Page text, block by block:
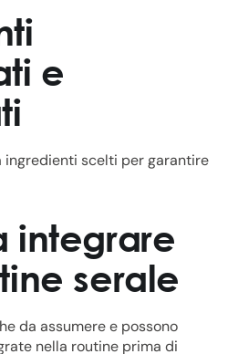
e
ingredienti scelti per garantire
integrare
serale
da assumere e possono
nella routine prima di